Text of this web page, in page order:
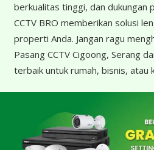
berkualitas tinggi, dan dukungan
CCTV BRO memberikan solusi
properti Anda. Jangan ragu
Pasang CCTV Cigoong, Serang
terbaik untuk rumah, bisnis, atau